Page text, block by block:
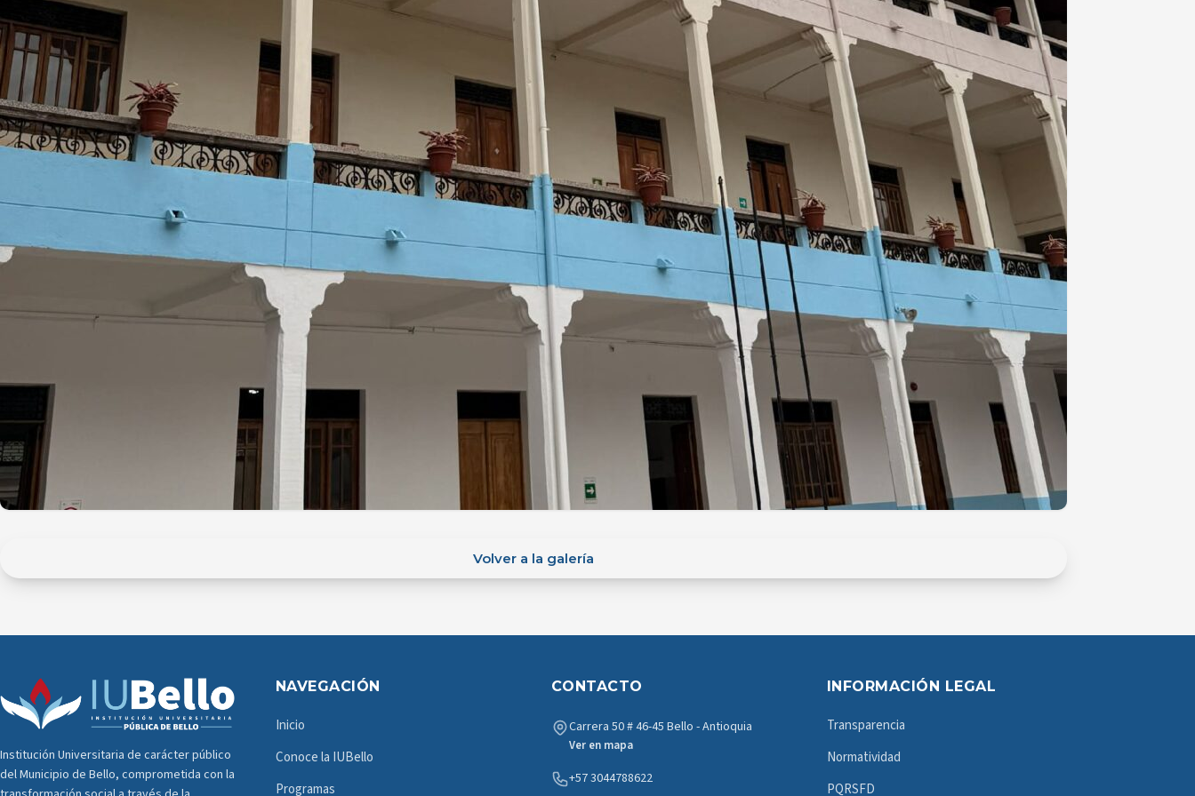
Volver a la galería
Institución Universitaria de carácter público
del Municipio de Bello, comprometida con la
NAVEGACIÓN
Inicio
Conoce la IUBello
Programas
CONTACTO
Carrera 50 # 46-45 Bello - Antioquia
Ver en mapa
+57 3044788622
INFORMACIÓN LEGAL
Transparencia
Normatividad
PQRSFD